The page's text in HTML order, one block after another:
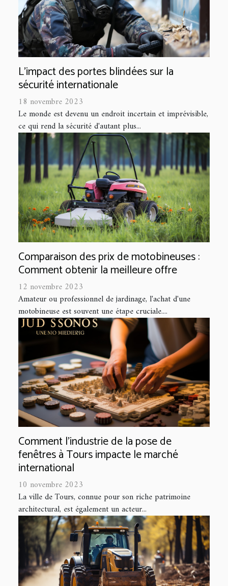
L'impact des portes blindées sur la
sécurité internationale
18 novembre 2023
Le monde est devenu un endroit incertain et imprévisible,
ce qui rend la sécurité d'autant plus...
Comparaison des prix de motobineuses :
Comment obtenir la meilleure offre
12 novembre 2023
Amateur ou professionnel de jardinage, l'achat d'une
motobineuse est souvent une étape cruciale....
Comment l'industrie de la pose de
fenêtres à Tours impacte le marché
international
10 novembre 2023
La ville de Tours, connue pour son riche patrimoine
architectural, est également un acteur...